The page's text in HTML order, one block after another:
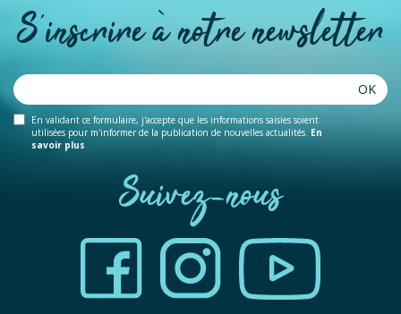
S'inscrire à notre newsletter
En validant ce formulaire, j'accepte que les informations saisies soient
utilisées pour m'informer de la publication de nouvelles actualités. En
savoir plus
OK
Suivez-nous